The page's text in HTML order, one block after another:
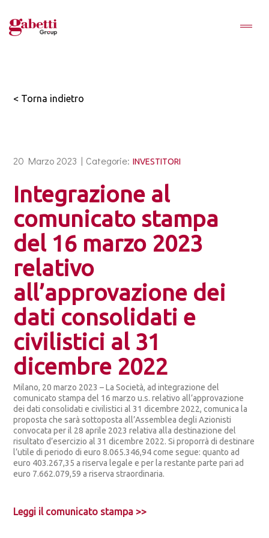
< Torna indietro
20 Marzo 2023 | Categorie: INVESTITORI
Integrazione al
comunicato stampa
del 16 marzo 2023
relativo
all’approvazione dei
dati consolidati e
civilistici al 31
dicembre 2022
Milano, 20 marzo 2023 – La Società, ad integrazione del
comunicato stampa del 16 marzo u.s. relativo all’approvazione
dei dati consolidati e civilistici al 31 dicembre 2022, comunica la
proposta che sarà sottoposta all’Assemblea degli Azionisti
convocata per il 28 aprile 2023 relativa alla destinazione del
risultato d’esercizio al 31 dicembre 2022. Si proporrà di destinare
l’utile di periodo di euro 8.065.346,94 come segue: quanto ad
euro 403.267,35 a riserva legale e per la restante parte pari ad
euro 7.662.079,59 a riserva straordinaria.
Leggi il comunicato stampa >>